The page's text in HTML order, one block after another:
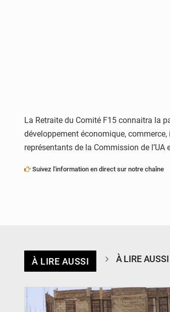
La Retraite du Comité F15 connaitra la
développement économique,
représentants de la Commission de
Suivez l'information en direct sur notre chaîne
À LIRE AUSSI À LIRE AUSSI